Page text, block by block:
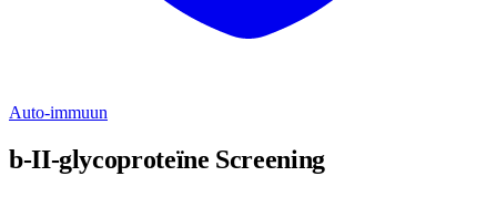
Auto-immuun
b-II-glycoproteïne Screening